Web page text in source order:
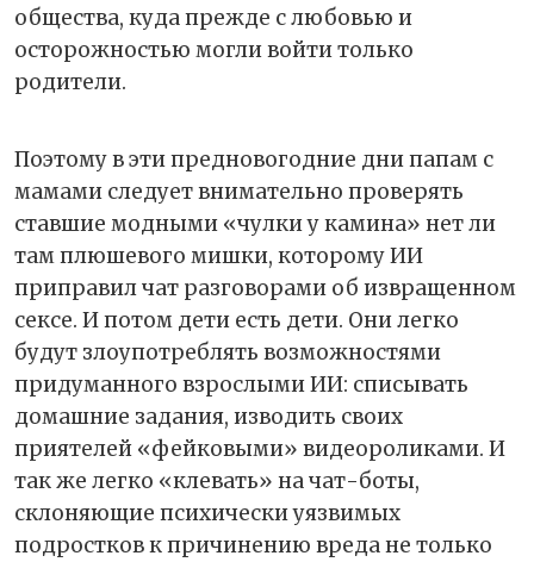
общества, куда прежде с любовью и
осторожностью могли войти только
родители.
Поэтому в эти предновогодние дни папам с
мамами следует внимательно проверять
ставшие модными «чулки у камина» нет ли
там плюшевого мишки, которому ИИ
приправил чат разговорами об извращенном
сексе. И потом дети есть дети. Они легко
будут злоупотреблять возможностями
придуманного взрослыми ИИ: списывать
домашние задания, изводить своих
приятелей «фейковыми» видеороликами. И
так же легко «клевать» на чат-боты,
склоняющие психически уязвимых
подростков к причинению вреда не только